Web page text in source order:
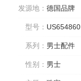
发源地： 德国品牌
型号： US654860
系列： 男士配件
性别： 男士